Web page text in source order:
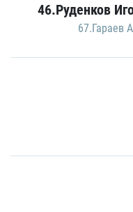
46.Руденков
67.Гараев